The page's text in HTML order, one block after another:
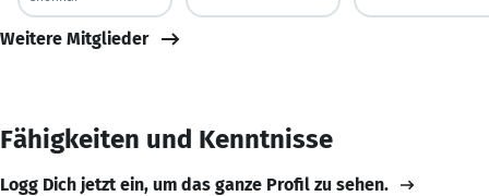
Weitere Mitglieder
Fähigkeiten und Kenntnisse
Logg Dich jetzt ein, um das ganze Profil zu sehen.